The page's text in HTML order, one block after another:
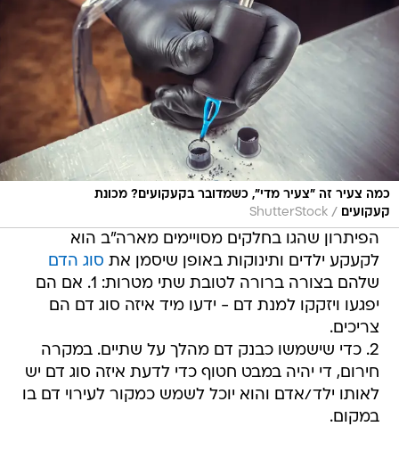
כמה צעיר זה "צעיר מדי", כשמדובר בקעקועים? מכונת
קעקועים
/
ShutterStock
הפיתרון שהגו בחלקים מסויימים מארה"ב הוא
לקעקע ילדים ותינוקות באופן שיסמן את סוג הדם
שלהם בצורה ברורה לטובת שתי מטרות: 1. אם הם
יפגעו ויזקקו למנת דם - ידעו מיד איזה סוג דם הם
צריכים.
2. כדי שישמשו כבנק דם מהלך על שתיים. במקרה
חירום, די יהיה במבט חטוף כדי לדעת איזה סוג דם יש
לאותו ילד/אדם והוא יוכל לשמש כמקור לעירוי דם בו
במקום.